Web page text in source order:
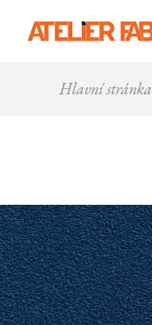
Hlavní stránka